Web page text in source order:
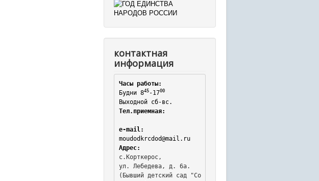
контактная
информация
Часы работы:
Будни 845-1700
Выходной сб-вс.
Тел.приемная:
e-mail:
moudodkrcdod@mail.ru
Адрес:
с.Корткерос,
ул. Лебедева, д. 6а.
(Бывший детский сад "Со